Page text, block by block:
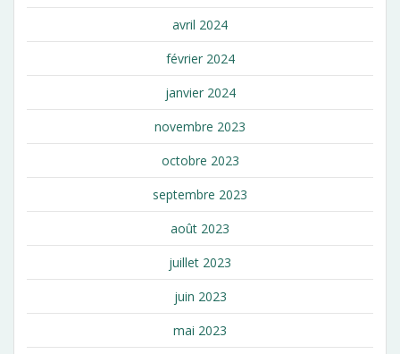
avril 2024
février 2024
janvier 2024
novembre 2023
octobre 2023
septembre 2023
août 2023
juillet 2023
juin 2023
mai 2023